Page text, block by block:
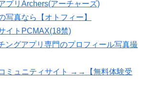
プリArchers(アーチャーズ)
写真なら【オトフィー】
イトPCMAX(18禁)
ングアプリ専門のプロフィール写真撮
ミュニティサイト →→【無料体験受